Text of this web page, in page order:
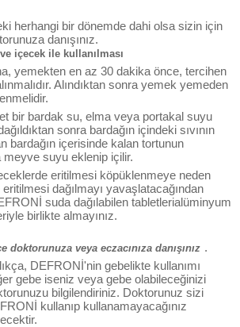
herhangi bir dönemde dahi olsa sizin için
danışınız.
içecek ile kullanılması
yemekten en az 30 dakika önce, tercihen
Alındıktan sonra yemek yemeden
bir bardak su, elma veya portakal suyu
sonra bardağın içindeki sıvının
bardağın içerisinde kalan tortunun
suyu eklenip içilir.
eritilmesi köpüklenmeye neden
dağılmayı yavaşlatacağından
suda dağılabilen tabletlerialüminyum
birlikte almayınız.
doktorunuza veya eczacınıza danışınız .
DEFRONİ'nin gebelikte kullanımı
gebe iseniz veya gebe olabileceğinizi
bilgilendiriniz. Doktorunuz sizi
kullanıp kullanamayacağınız